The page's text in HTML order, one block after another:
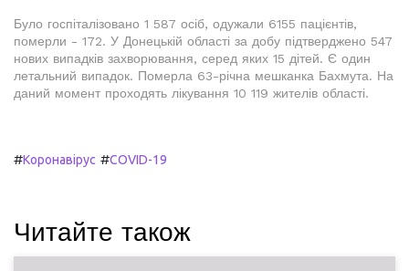
Було госпіталізовано 1 587 осіб, одужали 6155 пацієнтів,
померли - 172. У Донецькій області за добу підтверджено 547
нових випадків захворювання, серед яких 15 дітей. Є один
летальний випадок. Померла 63-річна мешканка Бахмута. На
даний момент проходять лікування 10 119 жителів області.
#Коронавірус #COVID-19
Читайте також